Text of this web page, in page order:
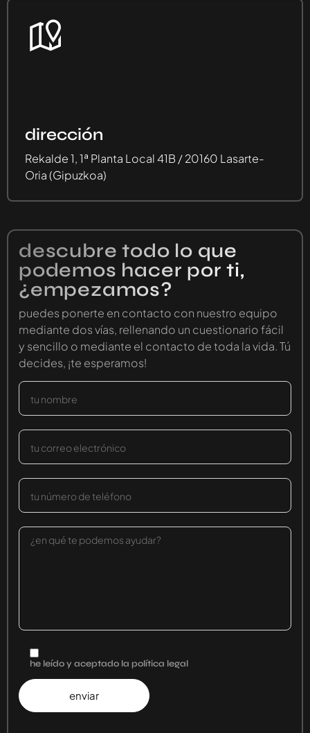
dirección
Rekalde 1, 1ª Planta Local 41B / 20160 Lasarte-
Oria (Gipuzkoa)
descubre todo lo que
podemos hacer por ti,
¿empezamos?
puedes ponerte en contacto con nuestro equipo
mediante dos vías, rellenando un cuestionario fácil
y sencillo o mediante el contacto de toda la vida. Tú
decides, ¡te esperamos!
he leído y aceptado la política legal